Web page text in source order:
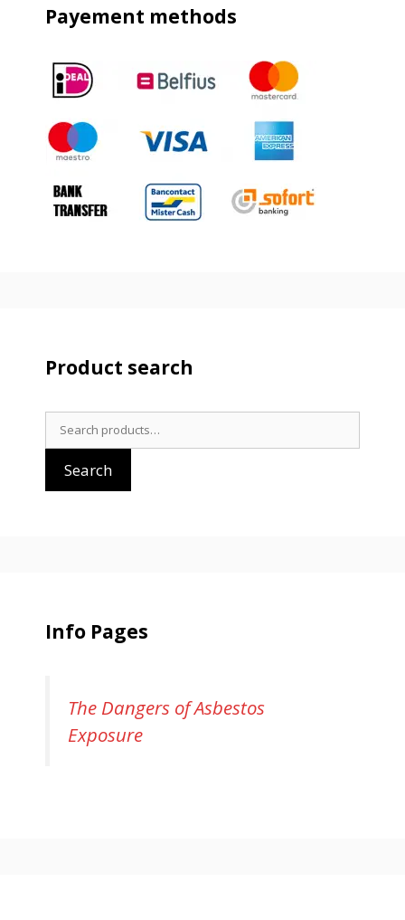
Payement methods
Product search
Search
for:
Search
Info Pages
The Dangers of Asbestos
Exposure